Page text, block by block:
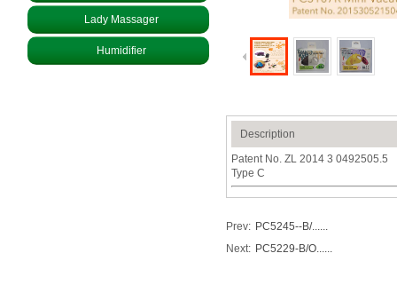
Description
Patent No. ZL 2014 3 0492505.5
Type C
Prev: PC5245--B/......
Next: PC5229-B/O......
Lady Massager
Humidifier